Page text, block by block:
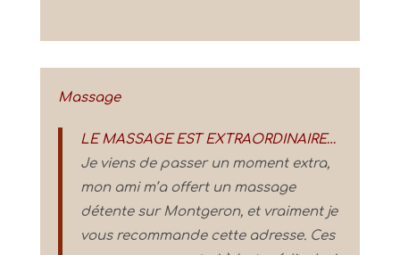
Massage
LE MASSAGE EST EXTRAORDINAIRE…
Je viens de passer un moment extra,
mon ami m’a offert un massage
détente sur Montgeron, et vraiment je
vous recommande cette adresse. Ces